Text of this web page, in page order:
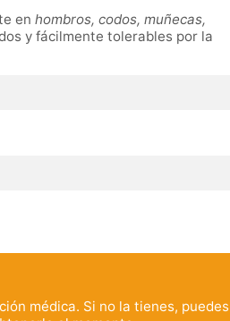
en hombros, codos, muñecas,
y fácilmente tolerables por la
médica. Si no la tienes, puedes